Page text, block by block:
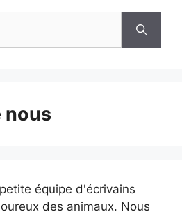
nous
équipe d'écrivains
des animaux. Nous